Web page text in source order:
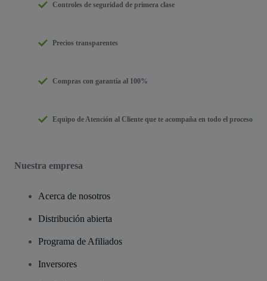
Controles de seguridad de primera clase
Precios transparentes
Compras con garantía al 100%
Equipo de Atención al Cliente que te acompaña en todo el proceso
Nuestra empresa
Acerca de nosotros
Distribución abierta
Programa de Afiliados
Inversores